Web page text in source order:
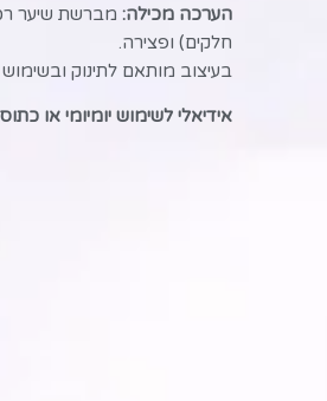
הערכה מכילה:
חלקים) ופצירה.
בעיצוב מותאם לתינוק ובשימוש
אידיאלי לשימוש יומיומי או